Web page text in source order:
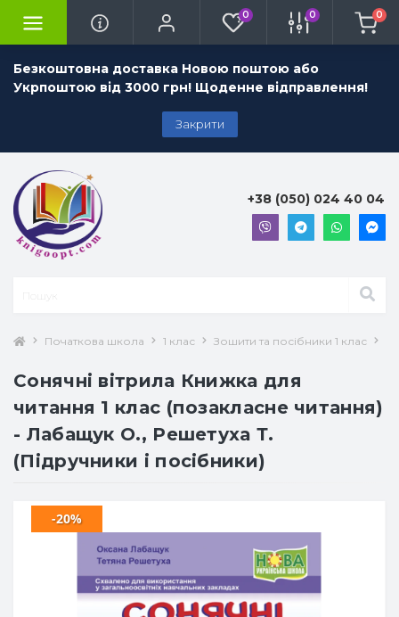
Безкоштовна доставка Новою поштою або
Укрпоштою від 3000 грн! Щоденне відправлення!
Закрити
0 0 0
+38 (050) 024 40 04
Початкова школа 1 клас Зошити та посібники 1 клас
Сонячні вітрила Книжка для
читання 1 клас (позакласне читання)
- Лабащук О., Решетуха Т.
(Підручники і посібники)
-20%